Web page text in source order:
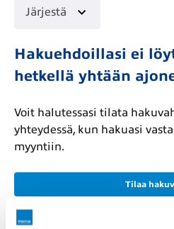
Järjestä
Hakuehdoillasi ei
hetkellä yhtään
Voit halutessasi tilata
yhteydessä, kun hakuasi
myyntiin.
Tilaa